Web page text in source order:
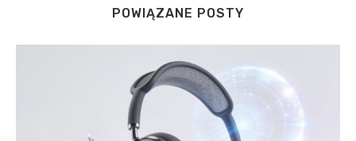
POWIĄZANE POSTY